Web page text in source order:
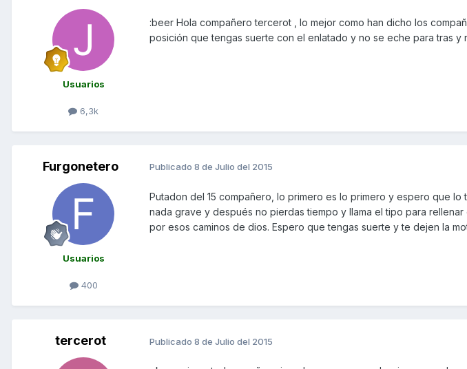
Usuarios
6,3k
:beer Hola compañero tercerot , lo mejor como han dicho los
posición que tengas suerte con el enlatado y no se eche para tras y
Furgonetero
Usuarios
400
Publicado 8 de Julio del 2015
Putadon del 15 compañero, lo primero es lo primero y espero que lo
nada grave y después no pierdas tiempo y llama el tipo para
por esos caminos de dios. Espero que tengas suerte y te dejen la
tercerot Publicado 8 de Julio del 2015